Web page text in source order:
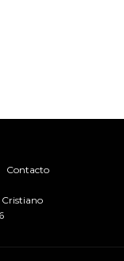
Contacto
Cristiano